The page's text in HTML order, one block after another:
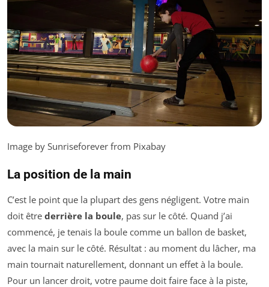
Image by Sunriseforever from Pixabay
La position de la main
C’est le point que la plupart des gens négligent. Votre main
doit être derrière la boule, pas sur le côté. Quand j’ai
commencé, je tenais la boule comme un ballon de basket,
avec la main sur le côté. Résultat : au moment du lâcher, ma
main tournait naturellement, donnant un effet à la boule.
Pour un lancer droit, votre paume doit faire face à la piste,